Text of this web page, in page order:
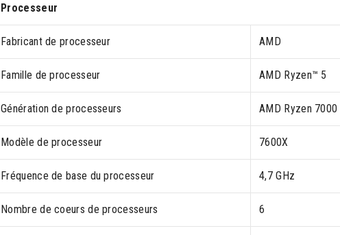
Processeur
Fabricant de processeur AMD
Famille de processeur AMD Ryzen™ 5
Génération de processeurs AMD Ryzen
Modèle de processeur 7600X
Fréquence de base du processeur 4,7 GHz
Nombre de coeurs de processeurs 6